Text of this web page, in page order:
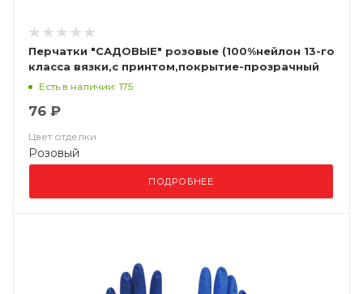
Перчатки "САДОВЫЕ" розовые (100%нейлон 13-го
класса вязки,с принтом,покрытие-прозрачный
нитрил)
Есть в наличии: 175
76 ₽
Цвет отделки
Розовый
ПОДРОБНЕЕ